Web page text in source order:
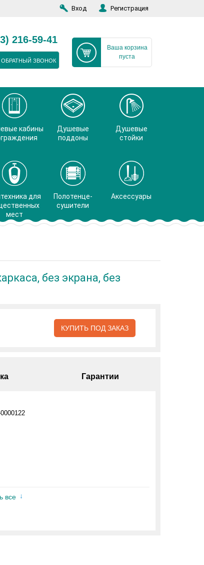
Вход Регистрация
216-59-41
ОБРАТНЫЙ ЗВОНОК
Ваша корзина
пуста
кабины
Душевые
поддоны
Душевые
стойки
для
мест
Полотенце-
сушители
Аксессуары
без экрана, без
КУПИТЬ ПОД ЗАКАЗ
Гарантии
все